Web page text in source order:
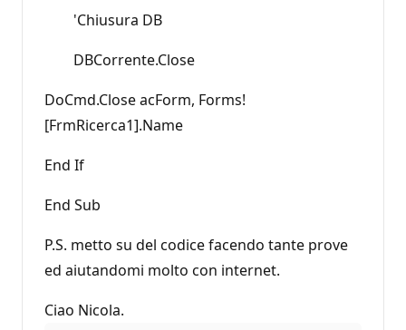
'Chiusura DB
DBCorrente.Close
DoCmd.Close acForm, Forms!
[FrmRicerca1].Name
End If
End Sub
P.S. metto su del codice facendo tante prove
ed aiutandomi molto con internet.
Ciao Nicola.